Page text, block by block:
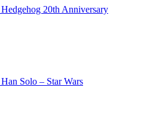
20th Anniversary
Solo – Star Wars